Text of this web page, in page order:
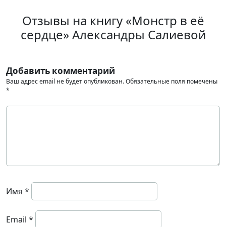
Отзывы на книгу «Монстр в её
сердце» Александры Салиевой
Добавить комментарий
Ваш адрес email не будет опубликован.Обязательные поля помечены
*
Имя *
Email *